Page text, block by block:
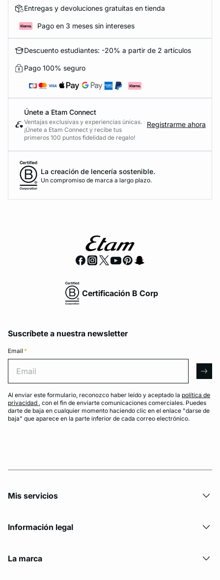
Entregas y devoluciones gratuitas en tienda
Pago en 3 meses sin intereses
Descuento estudiantes: -20% a partir de 2 artículos
Pago 100% seguro
Únete a Etam Connect
Ventajas exclusivas y experiencias únicas.
¡Únete a Etam Connect y recibe tus
primeros 100 puntos fidelidad de regalo!
Registrarme ahora
La creación de lencería sostenible.
Un compromiso de marca a largo plazo.
Certificación B Corp
Suscríbete a nuestra newsletter
Email *
Al enviar este formulario, reconozco haber leído y aceptado la política de
privacidad , con el fin de enviarte comunicaciones comerciales. Puedes
darte de baja en cualquier momento haciendo clic en el enlace "darse de
baja" que aparece en la parte inferior de cada correo electrónico.
Mis servicios
Información legal
La marca